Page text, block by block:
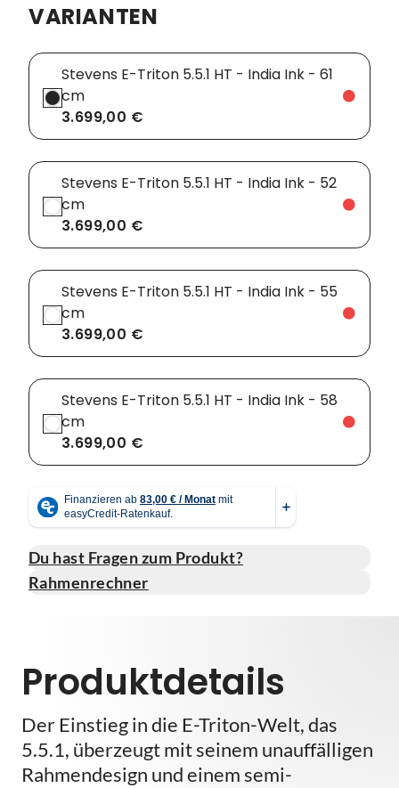
Vorbauten
Zahnkränze
Smartphonehalter
Spiegel
Taschen
Trainingsrollen
Wandhalterung
VARIANTEN
Stevens E-Triton 5.5.1 HT - India Ink - 61
cm
3.699,00 €
Stevens E-Triton 5.5.1 HT - India Ink - 52
cm
3.699,00 €
Stevens E-Triton 5.5.1 HT - India Ink - 55
cm
3.699,00 €
Stevens E-Triton 5.5.1 HT - India Ink - 58
cm
3.699,00 €
Du hast Fragen zum Produkt?
Rahmenrechner
Produktdetails
Der Einstieg in die E-Triton-Welt, das
5.5.1, überzeugt mit seinem unauffälligen
Rahmendesign und einem semi-